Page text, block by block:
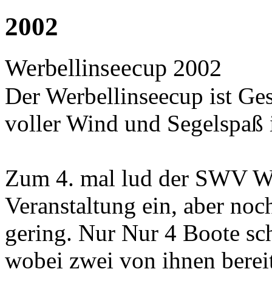
2002
Werbellinseecup 2002
Der Werbellinseecup ist
voller Wind und
Zum 4. mal lud der SWV
Veranstaltung ein, aber
gering. Nur Nur 4 Boote
wobei zwei von ihnen